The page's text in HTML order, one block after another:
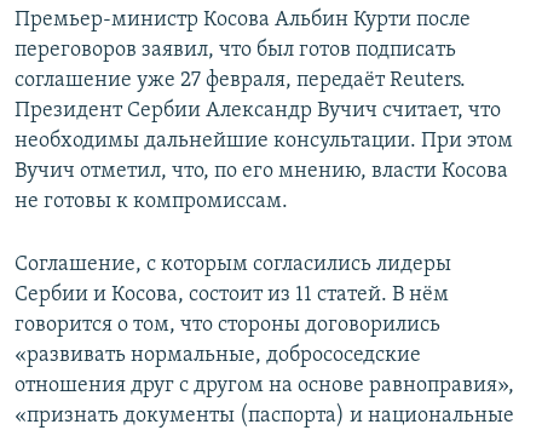
Премьер-министр Косова Альбин Курти после
переговоров заявил, что был готов подписать
соглашение уже 27 февраля, передаёт Reuters.
Президент Сербии Александр Вучич считает, что
необходимы дальнейшие консультации. При этом
Вучич отметил, что, по его мнению, власти Косова
не готовы к компромиссам.
Соглашение, с которым согласились лидеры
Сербии и Косова, состоит из 11 статей. В нём
говорится о том, что стороны договорились
«развивать нормальные, добрососедские
отношения друг с другом на основе равноправия»,
«признать документы (паспорта) и национальные